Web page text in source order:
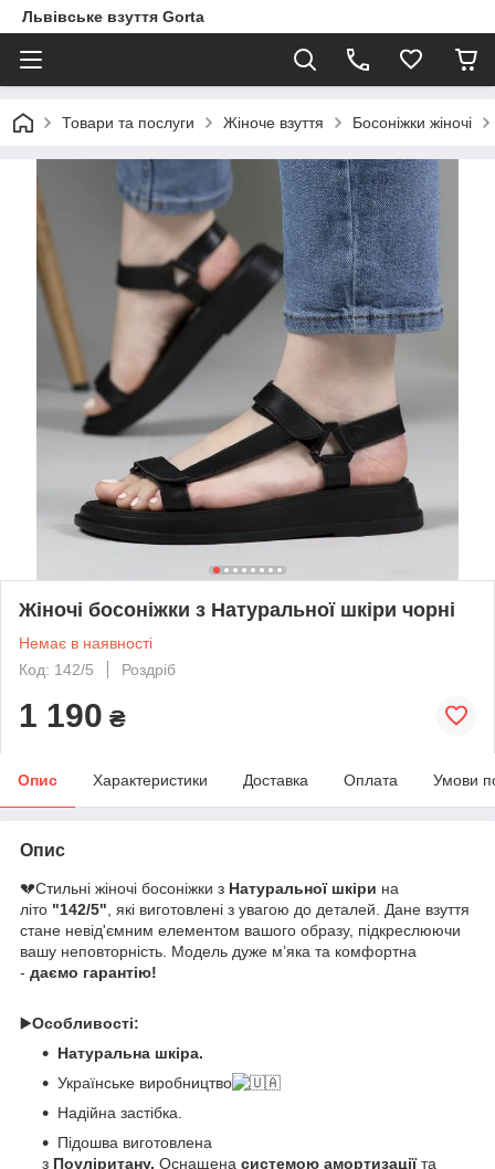
Львівське взуття Gorta
Товари та послуги Жіноче взуття Босоніжки жіночі
Жіночі босоніжки з Натуральної шкіри чорні
Немає в наявності
Код: 142/5
Роздріб
1 190 ₴
Опис Характеристики Доставка Оплата Умови
Опис
💔Стильні жіночі босоніжки з Натуральної шкіри на
літо "142/5" , які виготовлені з увагою до деталей. Дане взуття
стане невід'ємним елементом вашого образу, підкреслюючи
вашу неповторність. Модель дуже м’яка та комфортна
- даємо гарантію!
▶️Особливості:
Натуральна шкіра.
Українське виробництво
Надійна застібка.
Підошва виготовлена
з Поуліритану. Оснащена системою амортизаціїта